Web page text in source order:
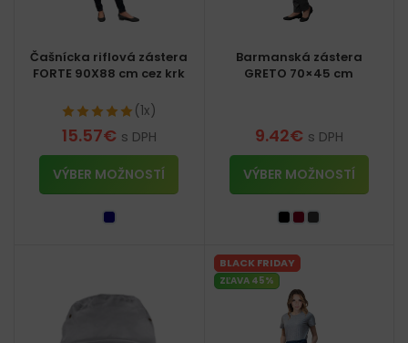
Čašnícka riflová zástera
FORTE 90X88 cm cez krk
(1x)
15.57€ s DPH
VÝBER MOŽNOSTÍ
Barmanská zástera
GRETO 70×45 cm
9.42€ s DPH
VÝBER MOŽNOSTÍ
BLACK FRIDAY
ZĽAVA 45%